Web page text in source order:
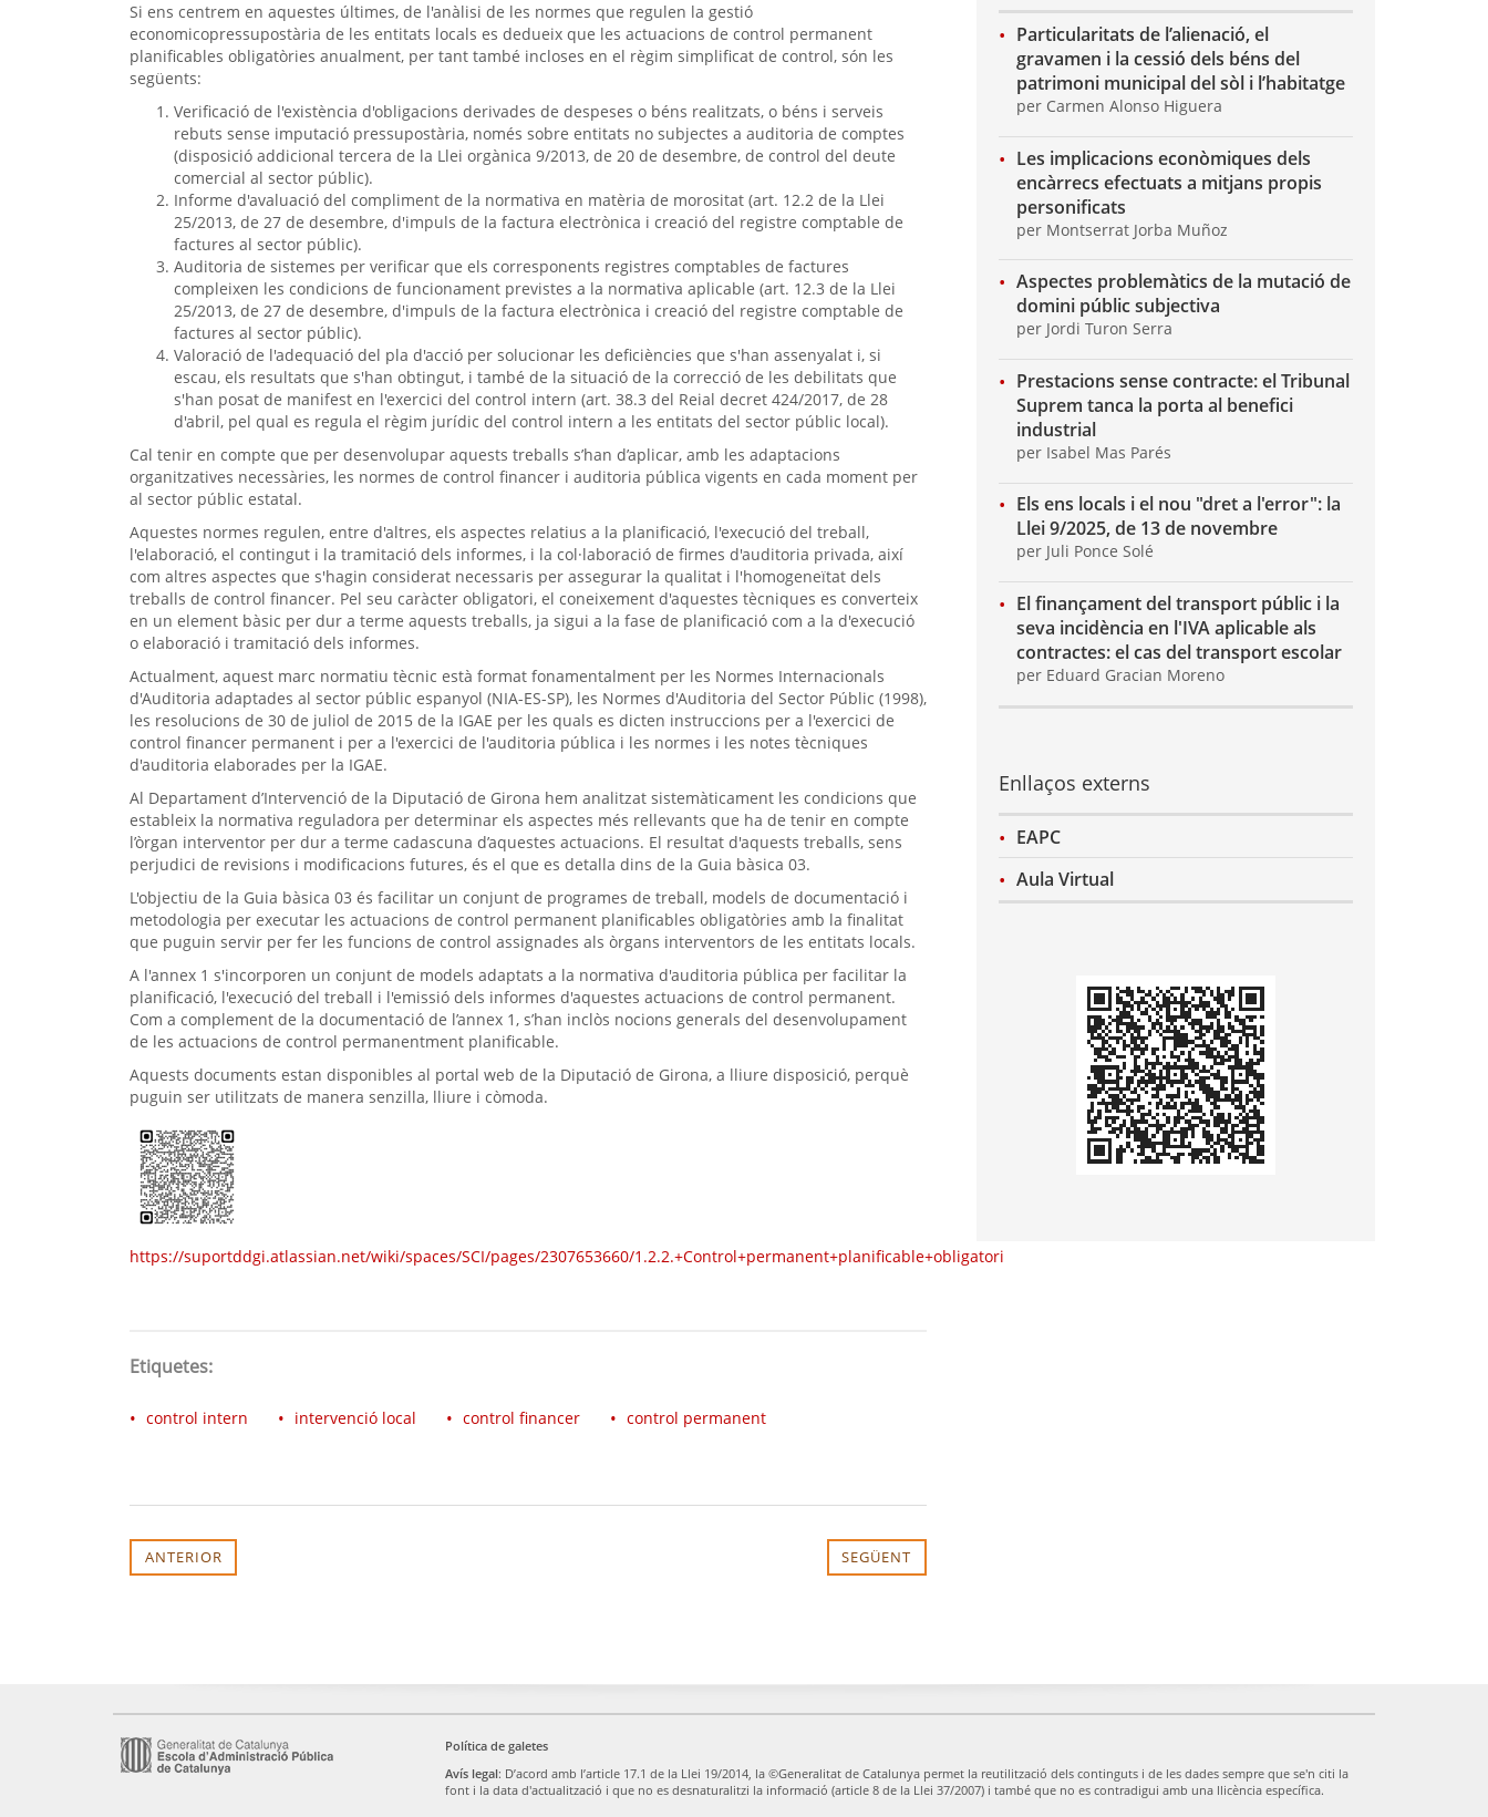
Si ens centrem en aquestes últimes, de l'anàlisi de les normes que regulen la gestió
economicopressupostària de les entitats locals es dedueix que les actuacions de control permanent
planificables obligatòries anualment, per tant també incloses en el règim simplificat de control, són les
següents:
Verificació de l'existència d'obligacions derivades de despeses o béns realitzats, o béns i serveis
rebuts sense imputació pressupostària, només sobre entitats no subjectes a auditoria de comptes
(disposició addicional tercera de la Llei orgànica 9/2013, de 20 de desembre, de control del deute
comercial al sector públic).
Informe d'avaluació del compliment de la normativa en matèria de morositat (art. 12.2 de la Llei
25/2013, de 27 de desembre, d'impuls de la factura electrònica i creació del registre comptable de
factures al sector públic).
Auditoria de sistemes per verificar que els corresponents registres comptables de factures
compleixen les condicions de funcionament previstes a la normativa aplicable (art. 12.3 de la Llei
25/2013, de 27 de desembre, d'impuls de la factura electrònica i creació del registre comptable de
factures al sector públic).
Valoració de l'adequació del pla d'acció per solucionar les deficiències que s'han assenyalat i, si
escau, els resultats que s'han obtingut, i també de la situació de la correcció de les debilitats que
s'han posat de manifest en l'exercici del control intern (art. 38.3 del Reial decret 424/2017, de 28
d'abril, pel qual es regula el règim jurídic del control intern a les entitats del sector públic local).
Cal tenir en compte que per desenvolupar aquests treballs s’han d’aplicar, amb les adaptacions
organitzatives necessàries, les normes de control financer i auditoria pública vigents en cada moment per
al sector públic estatal.
Aquestes normes regulen, entre d'altres, els aspectes relatius a la planificació, l'execució del treball,
l'elaboració, el contingut i la tramitació dels informes, i la col·laboració de firmes d'auditoria privada, així
com altres aspectes que s'hagin considerat necessaris per assegurar la qualitat i l'homogeneïtat dels
treballs de control financer. Pel seu caràcter obligatori, el coneixement d'aquestes tècniques es converteix
en un element bàsic per dur a terme aquests treballs, ja sigui a la fase de planificació com a la d'execució
o elaboració i tramitació dels informes.
Actualment, aquest marc normatiu tècnic està format fonamentalment per les Normes Internacionals
d'Auditoria adaptades al sector públic espanyol (NIA-ES-SP), les Normes d'Auditoria del Sector Públic (1998),
les resolucions de 30 de juliol de 2015 de la IGAE per les quals es dicten instruccions per a l'exercici de
control financer permanent i per a l'exercici de l'auditoria pública i les normes i les notes tècniques
d'auditoria elaborades per la IGAE.
Al Departament d’Intervenció de la Diputació de Girona hem analitzat sistemàticament les condicions que
estableix la normativa reguladora per determinar els aspectes més rellevants que ha de tenir en compte
l’òrgan interventor per dur a terme cadascuna d’aquestes actuacions. El resultat d'aquests treballs, sens
perjudici de revisions i modificacions futures, és el que es detalla dins de la Guia bàsica 03.
L'objectiu de la Guia bàsica 03 és facilitar un conjunt de programes de treball, models de documentació i
metodologia per executar les actuacions de control permanent planificables obligatòries amb la finalitat
que puguin servir per fer les funcions de control assignades als òrgans interventors de les entitats locals.
A l'annex 1 s'incorporen un conjunt de models adaptats a la normativa d'auditoria pública per facilitar la
planificació, l'execució del treball i l'emissió dels informes d'aquestes actuacions de control permanent.
Com a complement de la documentació de l’annex 1, s’han inclòs nocions generals del desenvolupament
de les actuacions de control permanentment planificable.
Aquests documents estan disponibles al portal web de la Diputació de Girona, a lliure disposició, perquè
puguin ser utilitzats de manera senzilla, lliure i còmoda.
https://suportddgi.atlassian.net/wiki/spaces/SCI/pages/2307653660/1.2.2.+Control+permanent+planificable+obligatori
Etiquetes:
control intern intervenció local control financer control permanent
ANTERIOR SEGÜENT
Particularitats de l’alienació, el
gravamen i la cessió dels béns del
patrimoni municipal del sòl i l’habitatge
per Carmen Alonso Higuera
Les implicacions econòmiques dels
encàrrecs efectuats a mitjans propis
personificats
per Montserrat Jorba Muñoz
Aspectes problemàtics de la mutació de
domini públic subjectiva
per Jordi Turon Serra
Prestacions sense contracte: el Tribunal
Suprem tanca la porta al benefici
industrial
per Isabel Mas Parés
Els ens locals i el nou "dret a l'error": la
Llei 9/2025, de 13 de novembre
per Juli Ponce Solé
El finançament del transport públic i la
seva incidència en l'IVA aplicable als
contractes: el cas del transport escolar
per Eduard Gracian Moreno
Enllaços externs
EAPC
Aula Virtual
Política de galetes
Avís legal: D’acord amb l’article 17.1 de la Llei 19/2014, la ©Generalitat de Catalunya permet la reutilització dels continguts i de les dades sempre que se'n citi la
font i la data d'actualització i que no es desnaturalitzi la informació (article 8 de la Llei 37/2007) i també que no es contradigui amb una llicència específica.